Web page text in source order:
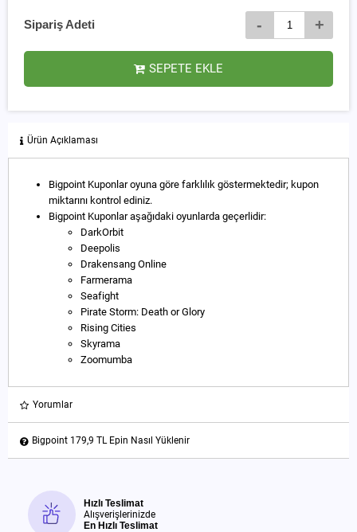
Sipariş Adeti - +
SEPETE EKLE
Ürün Açıklaması
Bigpoint Kuponlar oyuna göre farklılık göstermektedir; kupon
miktarını kontrol ediniz.
Bigpoint Kuponlar aşağıdaki oyunlarda geçerlidir:
DarkOrbit
Deepolis
Drakensang Online
Farmerama
Seafight
Pirate Storm: Death or Glory
Rising Cities
Skyrama
Zoomumba
Yorumlar
Bigpoint 179,9 TL Epin Nasıl Yüklenir
Hızlı Teslimat
Alışverişlerinizde
En Hızlı Teslimat